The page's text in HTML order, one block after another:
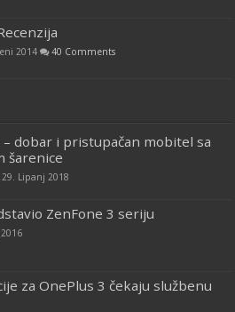
2014 40 Comments
– dobar i pristupačan mobitel sa
šarenice
29. Lipanj 2018
ZenFone 3 seriju
za OnePlus 3 čekaju službenu